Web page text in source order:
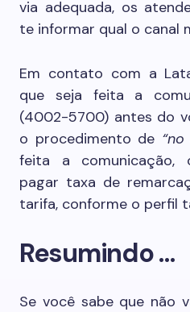
via adequada, os
te informar qual o canal
Em contato com a
que seja feita a
(4002-5700) antes do
o procedimento de
feita a comunicação,
pagar taxa de
tarifa, conforme o perfil
Resumindo …
Se você sabe que não